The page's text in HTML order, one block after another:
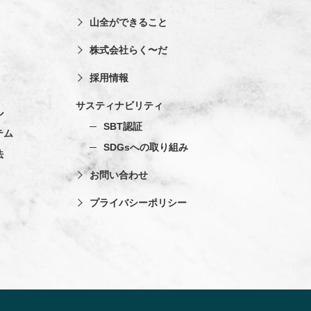
ム
山全ができること
株式会社らく〜だ
採用情報
サスティナビリティ
SBT認証
SDGsへの取り組み
お問い合わせ
プライバシーポリシー